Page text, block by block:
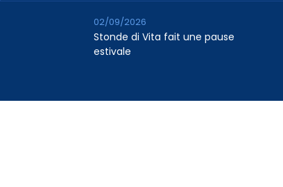
Stonde di Vita fait une pause
estivale
02/09/2026